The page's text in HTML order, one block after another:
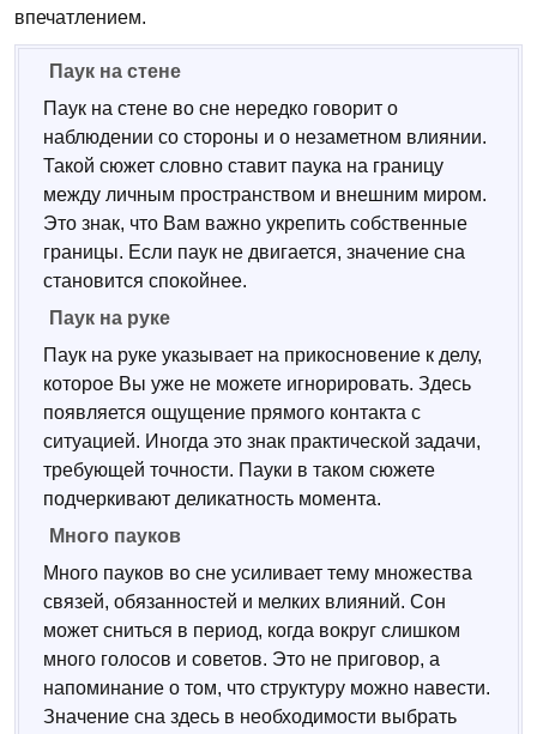
впечатлением.
Паук на стене
Паук на стене во сне нередко говорит о
наблюдении со стороны и о незаметном влиянии.
Такой сюжет словно ставит паука на границу
между личным пространством и внешним миром.
Это знак, что Вам важно укрепить собственные
границы. Если паук не двигается, значение сна
становится спокойнее.
Паук на руке
Паук на руке указывает на прикосновение к делу,
которое Вы уже не можете игнорировать. Здесь
появляется ощущение прямого контакта с
ситуацией. Иногда это знак практической задачи,
требующей точности. Пауки в таком сюжете
подчеркивают деликатность момента.
Много пауков
Много пауков во сне усиливает тему множества
связей, обязанностей и мелких влияний. Сон
может сниться в период, когда вокруг слишком
много голосов и советов. Это не приговор, а
напоминание о том, что структуру можно навести.
Значение сна здесь в необходимости выбрать